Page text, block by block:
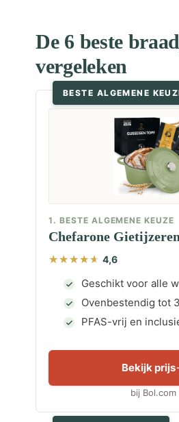
De 6 beste
vergeleken
BESTE ALGEMENE
1. BESTE ALGEMENE KEUZE
Chefarone
4,6
Geschikt voor alle
Ovenbestendig tot
PFAS-vrij en
Bekijk prijs
bij Bol.com